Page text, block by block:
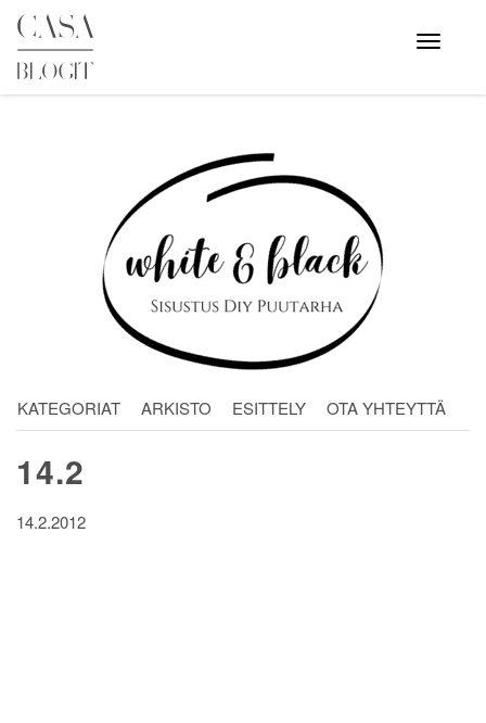
Skip
content
Avaa
valikko
KATEGORIAT ARKISTO ESITTELY OTA YHTEYTTÄ
14.2
14.2.2012